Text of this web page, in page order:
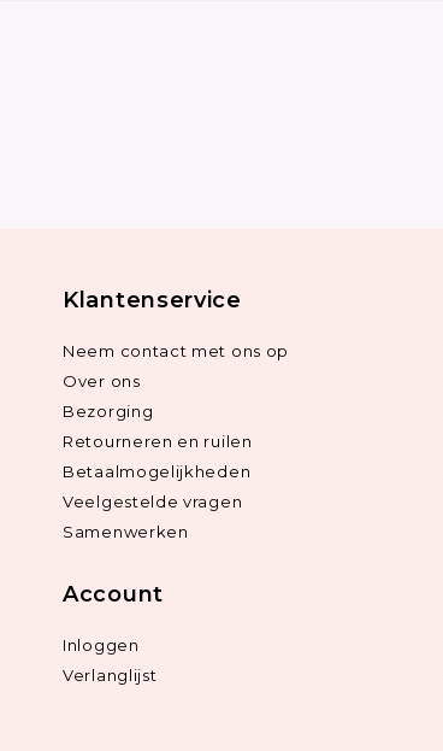
Klantenservice
Neem contact met ons op
Over ons
Bezorging
Retourneren en ruilen
Betaalmogelijkheden
Veelgestelde vragen
Samenwerken
Account
Inloggen
Verlanglijst